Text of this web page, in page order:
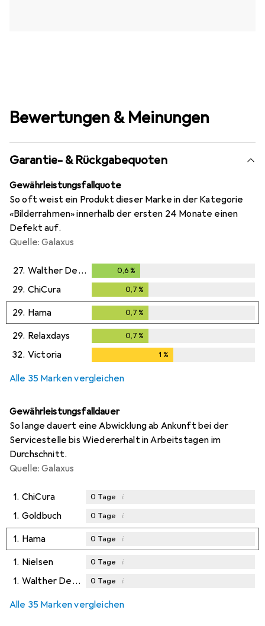
Bewertungen & Meinungen
Garantie- & Rückgabequoten
Gewährleistungsfallquote
So oft weist ein Produkt dieser Marke in der Kategorie
«Bilderrahmen» innerhalb der ersten 24 Monate einen
Defekt auf.
Quelle: Galaxus
27. Walther Design 0,6 %
29. ChiCura 0,7 %
29. Hama 0,7 %
29. Relaxdays 0,7 %
32. Victoria 1 %
Alle 35 Marken vergleichen
Gewährleistungsfalldauer
So lange dauert eine Abwicklung ab Ankunft bei der
Servicestelle bis Wiedererhalt in Arbeitstagen im
Durchschnitt.
Quelle: Galaxus
1. ChiCura 0 Tage i
1. Goldbuch 0 Tage i
1. Hama 0 Tage i
1. Nielsen 0 Tage i
1. Walther Design 0 Tage i
Alle 35 Marken vergleichen